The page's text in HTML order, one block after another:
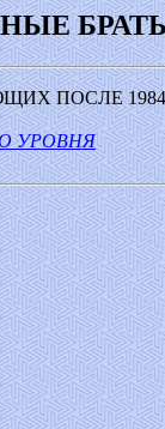
ПОСЛЕ 1984
УРОВНЯ